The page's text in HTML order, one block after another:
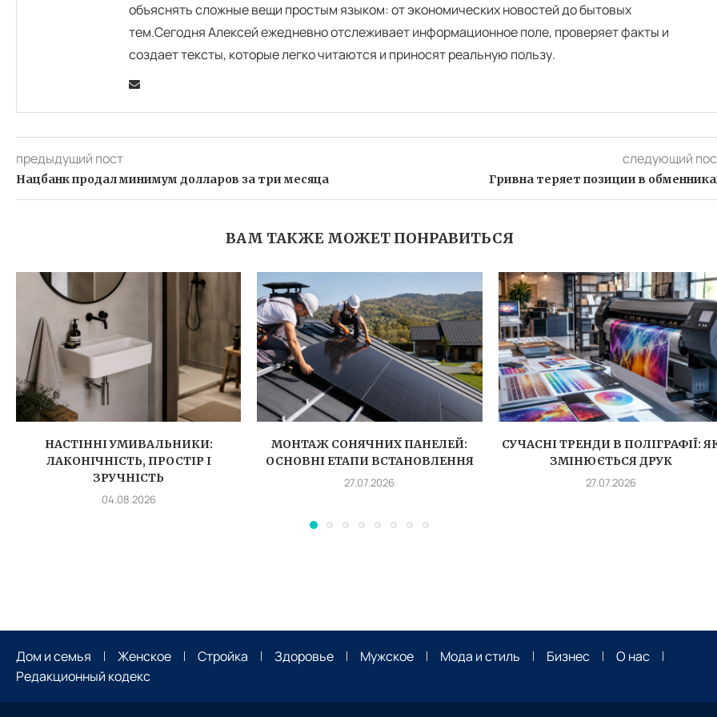
объяснять сложные вещи простым языком: от экономических новостей до бытовых
тем.Сегодня Алексей ежедневно отслеживает информационное поле, проверяет факты и
создает тексты, которые легко читаются и приносят реальную пользу.
предыдущий пост
Нацбанк продал минимум долларов за три месяца
следующий
Гривна теряет позиции в
ВАМ ТАКЖЕ МОЖЕТ ПОНРАВИТЬСЯ
НАСТІННІ УМИВАЛЬНИКИ:
ЛАКОНІЧНІСТЬ, ПРОСТІР І
ЗРУЧНІСТЬ
04.08.2026
МОНТАЖ СОНЯЧНИХ ПАНЕЛЕЙ:
ОСНОВНІ ЕТАПИ ВСТАНОВЛЕННЯ
27.07.2026
СУЧАСНІ ТРЕНДИ В ПОЛІГРАФІЇ:
ЗМІНЮЄТЬСЯ ДРУК
27.07.2026
Дом и семья Женское Стройка Здоровье Мужское Мода и стиль Бизнес
О нас
Редакционный кодекс